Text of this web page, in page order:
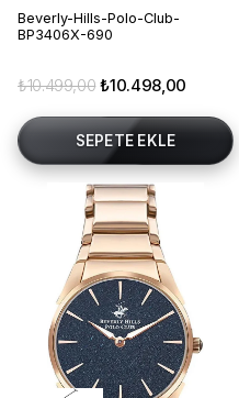
Beverly-Hills-Polo-Club-
BP3406X-690
₺10.498,00
₺10.499,00
SEPETE EKLE